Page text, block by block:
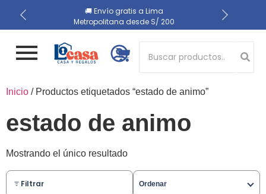
🚚 Envío gratis a Lima
Metropolitana desde S/ 200
🔒 Compra 100% segura
📍 Recojo en almacén el
mismo día
Button 1
Button 2
Inicio / Productos etiquetados “estado de animo”
estado de animo
Mostrando el único resultado
Filtrar Ordenar